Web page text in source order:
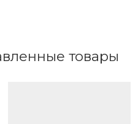
товары